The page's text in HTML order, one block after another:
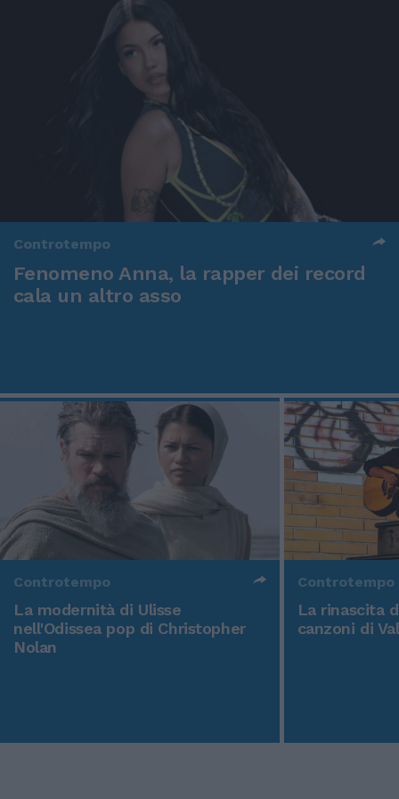
Controtempo
Fenomeno Anna, la rapper dei record
cala un altro asso
Controtempo
La modernità di Ulisse
nell'Odissea pop di Christopher
Nolan
Controtempo
La rinascita
canzoni di